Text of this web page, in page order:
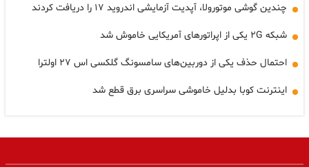
چندین گوشی موتورولا، آپدیت آزمایشی اندروید ۱۷ را دریافت کردند
شبکه ۲G یکی از اپراتورهای آمریکایی خاموش شد
احتمال حذف یکی از دوربین‌های سامسونگ گلکسی اس ۲۷ اولترا
اینترنت کوبا بدلیل خاموشی سراسری برق قطع شد